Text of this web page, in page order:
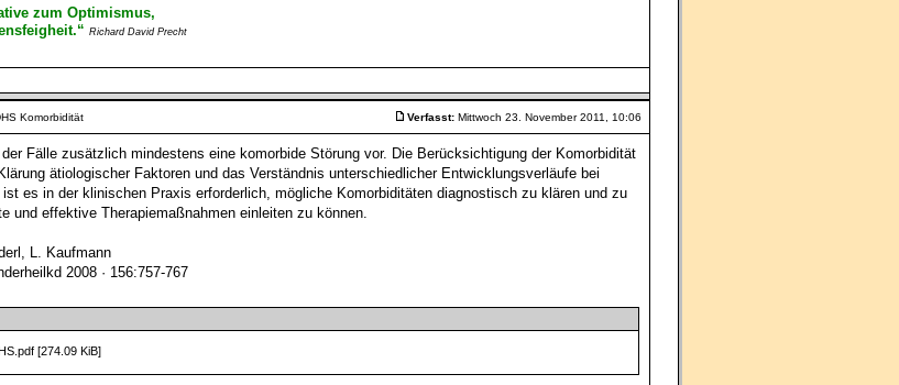
zum Optimismus,
Richard David Precht
Komorbidität Verfasst: Mittwoch 23. November 2011, 10:06
Fälle zusätzlich mindestens eine komorbide Störung vor. Die Berücksichtigung der Komorbidität
ätiologischer Faktoren und das Verständnis unterschiedlicher Entwicklungsverläufe bei
es in der klinischen Praxis erforderlich, mögliche Komorbiditäten diagnostisch zu klären und zu
und effektive Therapiemaßnahmen einleiten zu können.
L. Kaufmann
2008 · 156:757-767
[274.09 KiB]